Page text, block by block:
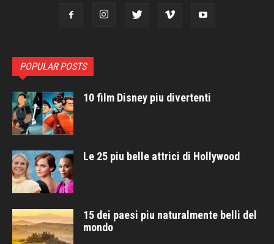
POPULAR POSTS
10 film Disney piu divertenti
Le 25 piu belle attrici di Hollywood
15 dei paesi piu naturalmente belli del
mondo